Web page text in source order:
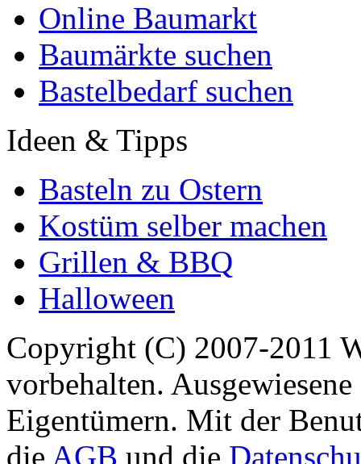
Online Baumarkt
Baumärkte suchen
Bastelbedarf suchen
Ideen & Tipps
Basteln zu Ostern
Kostüm selber machen
Grillen & BBQ
Halloween
Copyright (C) 2007-2011
vorbehalten.
Eigentümern. Mit der
die AGB und die